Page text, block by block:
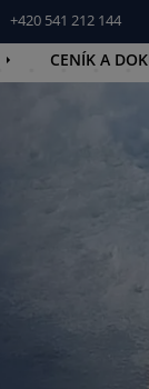
+420 541 212 144
CENÍK A